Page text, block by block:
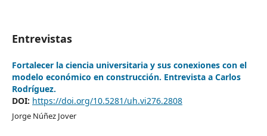
Entrevistas
Fortalecer la ciencia universitaria y sus conexiones con el
modelo económico en construcción. Entrevista a Carlos
Rodríguez.
DOI: https://doi.org/10.5281/uh.vi276.2808
Jorge Núñez Jover